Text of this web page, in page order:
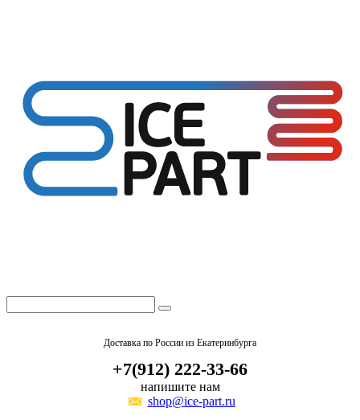
Доставка по России из Екатеринбурга
+7(912) 222-33-66
напишите нам
shop@ice-part.ru